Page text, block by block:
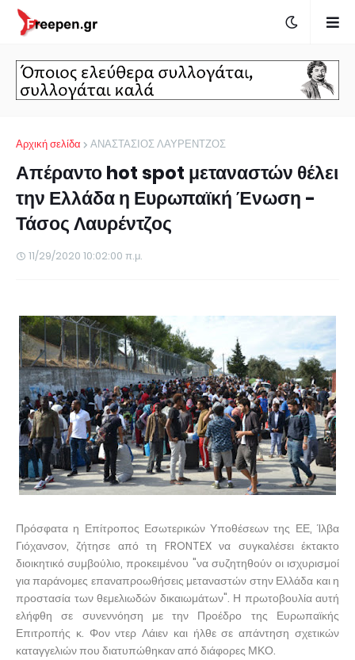
Αρχική σελίδα ΑΝΑΣΤΑΣΙΟΣ ΛΑΥΡΕΝΤΖΟΣ
Απέραντο hot spot μεταναστών θέλει
την Ελλάδα η Ευρωπαϊκή Ένωση -
Τάσος Λαυρέντζος
11/29/2020 10:02:00 π.μ.
Πρόσφατα η Επίτροπος Εσωτερικών Υποθέσεων της ΕΕ, Ίλβα
Γιόχανσον, ζήτησε από τη FRONTEX να συγκαλέσει έκτακτο
διοικητικό συμβούλιο, προκειμένου "να συζητηθούν οι ισχυρισμοί
για παράνομες επαναπροωθήσεις μεταναστών στην Ελλάδα και η
προστασία των θεμελιωδών δικαιωμάτων". Η πρωτοβουλία αυτή
ελήφθη σε συνεννόηση με την Προέδρο της Ευρωπαϊκής
Επιτροπής κ. Φον ντερ Λάιεν και ήλθε σε απάντηση σχετικών
καταγγελιών που διατυπώθηκαν από διάφορες ΜΚΟ.